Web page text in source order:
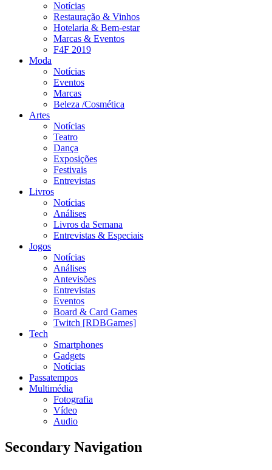
Notícias
Restauração & Vinhos
Hotelaria & Bem-estar
Marcas & Eventos
F4F 2019
Moda
Notícias
Eventos
Marcas
Beleza /Cosmética
Artes
Notícias
Teatro
Dança
Exposições
Festivais
Entrevistas
Livros
Notícias
Análises
Livros da Semana
Entrevistas & Especiais
Jogos
Notícias
Análises
Antevisões
Entrevistas
Eventos
Board & Card Games
Twitch [RDBGames]
Tech
Smartphones
Gadgets
Notícias
Passatempos
Multimédia
Fotografia
Vídeo
Audio
Secondary Navigation